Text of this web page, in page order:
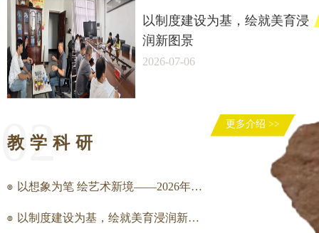
以制度建设为基，绘就美育浸
润新图景
2026-07-06
更多介绍 >>
02
教学科研
以想象为笔 绘艺术新境——2026年富宁县中小学美术教师创作及教学能力提升培训
以制度建设为基，绘就美育浸润新图景